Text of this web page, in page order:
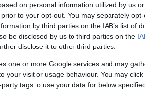
on personal information utilized by us
to your opt-out. You may separately
by third parties on the IAB’s list of
be disclosed by us to third parties on the
disclose it to other third parties.
one or more Google services and may
your visit or usage behaviour. You may
tags to use your data for below
neki valamit, csúnya szavakkal
haza…
ötödik vb-jén összesen kilencedszer,
29-én, négy nappal Diego
kiállította az argentint, amiért az a